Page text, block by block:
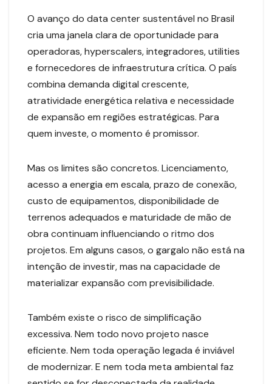
O avanço do data center sustentável no Brasil
cria uma janela clara de oportunidade para
operadoras, hyperscalers, integradores, utilities
e fornecedores de infraestrutura crítica. O país
combina demanda digital crescente,
atratividade energética relativa e necessidade
de expansão em regiões estratégicas. Para
quem investe, o momento é promissor.
Mas os limites são concretos. Licenciamento,
acesso a energia em escala, prazo de conexão,
custo de equipamentos, disponibilidade de
terrenos adequados e maturidade de mão de
obra continuam influenciando o ritmo dos
projetos. Em alguns casos, o gargalo não está na
intenção de investir, mas na capacidade de
materializar expansão com previsibilidade.
Também existe o risco de simplificação
excessiva. Nem todo novo projeto nasce
eficiente. Nem toda operação legada é inviável
de modernizar. E nem toda meta ambiental faz